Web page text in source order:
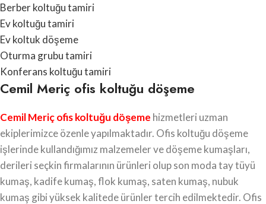
Berber koltuğu tamiri
Ev koltuğu tamiri
Ev koltuk döşeme
Oturma grubu tamiri
Konferans koltuğu tamiri
Cemil Meriç ofis koltuğu döşeme
Cemil Meriç ofis koltuğu döşeme hizmetleri uzman
ekiplerimizce özenle yapılmaktadır. Ofis koltuğu döşeme
işlerinde kullandığımız malzemeler ve döşeme kumaşları,
derileri seçkin firmalarının ürünleri olup son moda tay tüyü
kumaş, kadife kumaş, flok kumaş, saten kumaş, nubuk
kumaş gibi yüksek kalitede ürünler tercih edilmektedir. Ofis